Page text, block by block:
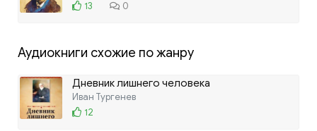
13
0
Аудиокниги схожие по жанру
Дневник лишнего человека
Иван Тургенев
12